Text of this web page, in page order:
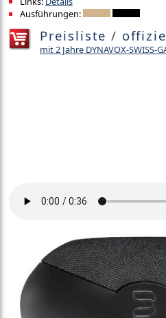
Ausführungen:
Preisliste /
mit 2 Jahre DYNAVOX-SWISS-